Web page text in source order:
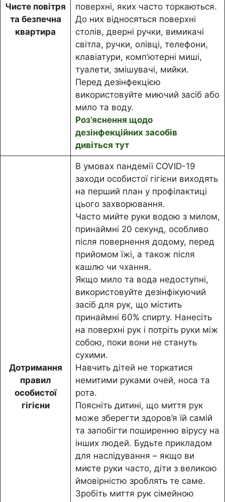
Чисте повітря
та безпечна
квартира
поверхні, яких часто торкаються.
До них відносяться поверхні
столів, дверні ручки, вимикачі
світла, ручки, олівці, телефони,
клавіатури, комп’ютерні миші,
туалети, змішувачі, мийки.
Перед дезінфекцією
використовуйте миючий засіб або
мило та воду.
Роз’яснення щодо
дезінфекційних засобів
дивіться тут
Дотримання
правил
особистої
гігієни
В умовах пандемії COVID-19
заходи особистої гігієни виходять
на перший план у профілактиці
цього захворювання.
Часто мийте руки водою з милом,
принаймні 20 секунд, особливо
після повернення додому, перед
прийомом їжі, а також після
кашлю чи чхання.
Якщо мило та вода недоступні,
використовуйте дезінфікуючий
засіб для рук, що містить
принаймні 60% спирту. Нанесіть
на поверхні рук і потріть руки між
собою, поки вони не стануть
сухими.
Навчить дітей не торкатися
немитими руками очей, носа та
рота.
Поясніть дитині, що миття рук
може зберегти здоров’я їй самій
та запобігти поширенню вірусу на
інших людей. Будьте прикладом
для наслідування – якщо ви
миєте руки часто, діти з великою
ймовірністю зроблять те саме.
Зробіть миття рук сімейною